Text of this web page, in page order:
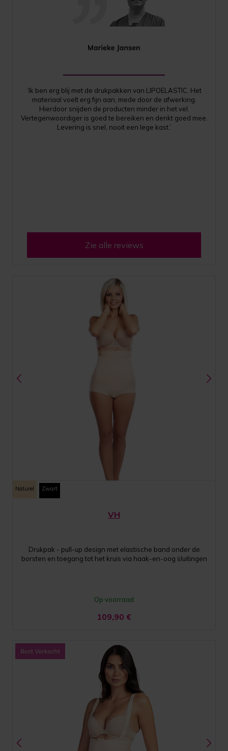
‘Ik ben erg blij met de drukpakken van LIPOELASTIC. Het
materiaal voelt erg fijn aan, mede door de afwerking.
Hierdoor snijden de producten minder in het vel.
Vertegenwoordiger is goed te bereiken en denkt goed mee.
Levering is snel, nooit een lege kast.’
Zie alle reviews
Naturel Zwart
VH
Drukpak - pull-up design met elastische band onder de
borsten en toegang tot het kruis via haak-en-oog sluitingen
Op voorraad
109,90 €